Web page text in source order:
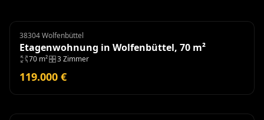
Etagenwohnung
38304 Wolfenbüttel
Etagenwohnung in Wolfenbüttel, 70 m²
70 m² 3 Zimmer
119.000 €